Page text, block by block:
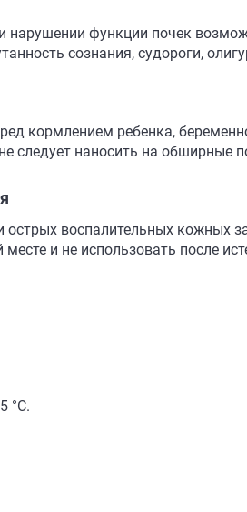
функции почек
сознания, судороги,
кормлением ребенка,
следует наносить на обширные
воспалительных кожных
и не использовать после
°C.